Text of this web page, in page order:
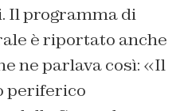
Il programma di
è riportato anche
ne parlava così: «Il
periferico